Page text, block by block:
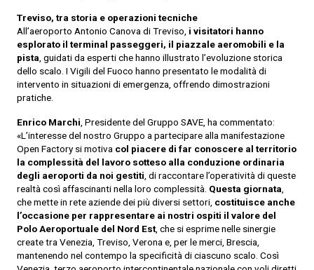
Treviso, tra storia e operazioni tecniche
All’aeroporto Antonio Canova di Treviso, i visitatori hanno
esplorato il terminal passeggeri, il piazzale aeromobili e la
pista , guidati da esperti che hanno illustrato l’evoluzione storica
dello scalo. I Vigili del Fuoco hanno presentato le modalità di
intervento in situazioni di emergenza, offrendo dimostrazioni
pratiche.
Enrico Marchi , Presidente del Gruppo SAVE, ha commentato:
«L’interesse del nostro Gruppo a partecipare alla manifestazione
Open Factory si motiva col piacere di far conoscere al territorio
la complessità del lavoro sotteso alla conduzione ordinaria
degli aeroporti da noi gestiti , di raccontare l’operatività di queste
realtà così affascinanti nella loro complessità. Questa giornata
che mette in rete aziende dei più diversi settori, costituisce anche
l’occasione per rappresentare ai nostri ospiti il valore del
Polo Aeroportuale del Nord Est, che si esprime nelle sinergie
create tra Venezia, Treviso, Verona e, per le merci, Brescia,
mantenendo nel contempo la specificità di ciascuno scalo. Così